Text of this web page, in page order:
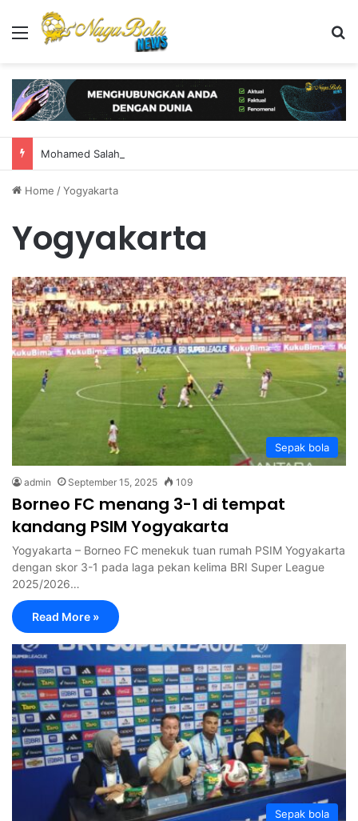
Menu
Mohamed Salah Tiba di Turki, Siap Gabung Trabzonspor
Home /Yogyakarta
Yogyakarta
Sepak bola
admin September 15, 2025 109
Borneo FC menang 3-1 di tempat
kandang PSIM Yogyakarta
Yogyakarta – Borneo FC menekuk tuan rumah PSIM Yogyakarta
dengan skor 3-1 pada laga pekan kelima BRI Super League
2025/2026…
Read More »
Sepak bola